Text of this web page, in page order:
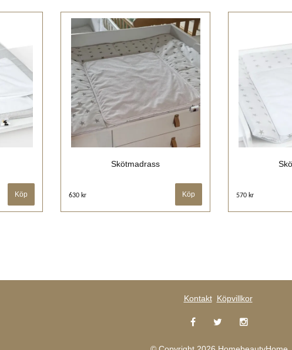
Skötmadrass
630 kr 570 kr
Kontakt Köpvillkor